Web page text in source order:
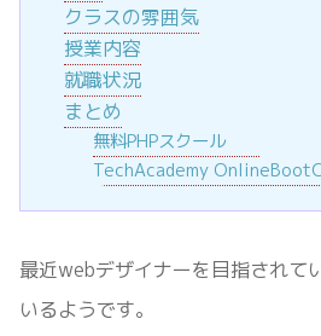
クラスの雰囲気
授業内容
就職状況
まとめ
無料PHPスクール
TechAcademy
最近webデザイナーを目指されて
いるようです。